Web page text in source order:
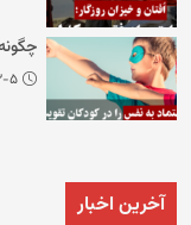
آخرین اخبار